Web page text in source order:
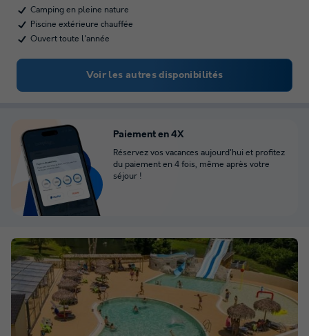
Camping en pleine nature
Piscine extérieure chauffée
Ouvert toute l'année
Voir les autres disponibilités
Paiement en 4X
Réservez vos vacances aujourd'hui et profitez
du paiement en 4 fois, même après votre
séjour !